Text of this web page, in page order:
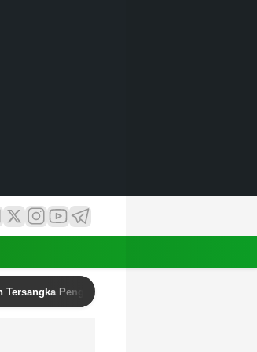
Tersangka Pengedar Narkoba di Kepanjen, Sita